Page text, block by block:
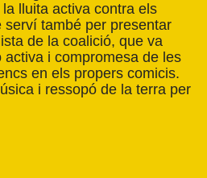
la lluita activa contra els
serví també per presentar
de la coalició, que va
i compromesa de les
en els propers comicis.
i ressopó de la terra per